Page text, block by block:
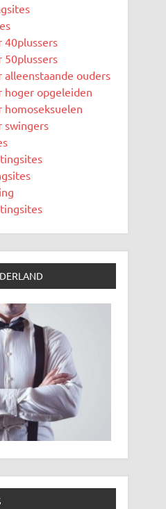
40plussers
50plussers
alleenstaande ouders
hoger opgeleiden
homoseksuelen
swingers